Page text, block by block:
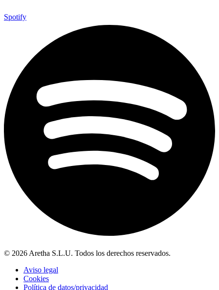
Spotify
© 2026 Aretha S.L.U. Todos los derechos reservados.
Aviso legal
Cookies
Política de datos/privacidad